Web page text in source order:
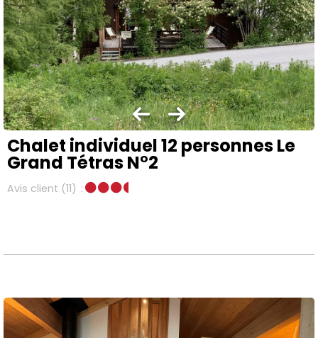
Chalet individuel 12 personnes Le
Grand Tétras N°2
Avis client (11)